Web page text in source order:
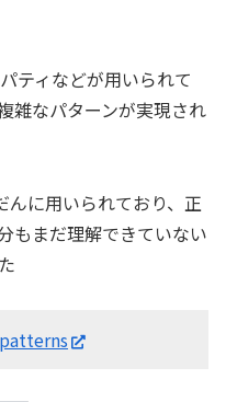
ティなどが用いられて
雑なパターンが実現され
んに用いられており、正
もまだ理解できていない